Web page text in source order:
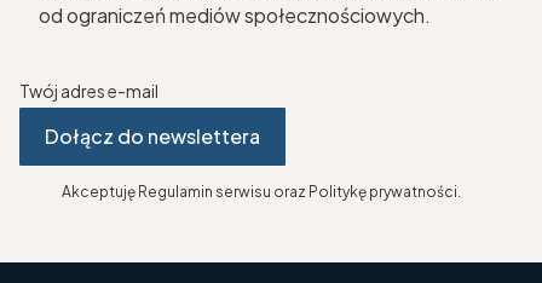
od ograniczeń mediów społecznościowych.
Twój adres e-mail
Dołącz do newslettera
Akceptuję Regulamin serwisu oraz Politykę prywatności.